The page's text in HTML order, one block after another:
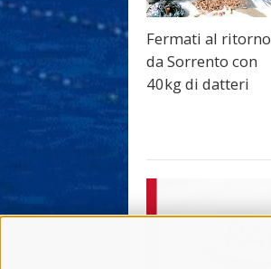
Fermati al ritorno
da Sorrento con
40kg di datteri